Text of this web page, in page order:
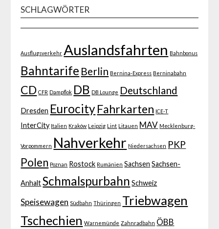
SCHLAGWÖRTER
Ausflugsverkehr Auslandsfahrten Bahnbonus
Bahntarife Berlin Bernina-Express Berninabahn
CD CFR Dampflok DB DB Lounge Deutschland
Dresden EurocityFahrkarten ICE-T
InterCity Italien Kraków Leipzig Lint Litauen MAV Mecklenburg-
Vorpommern Nahverkehr Niedersachsen PKP
Polen Poznan Rostock Rumänien Sachsen Sachsen-
Anhalt Schmalspurbahn Schweiz
Speisewagen Südbahn Thüringen Triebwagen
Tschechien Warnemünde Zahnradbahn ÖBB